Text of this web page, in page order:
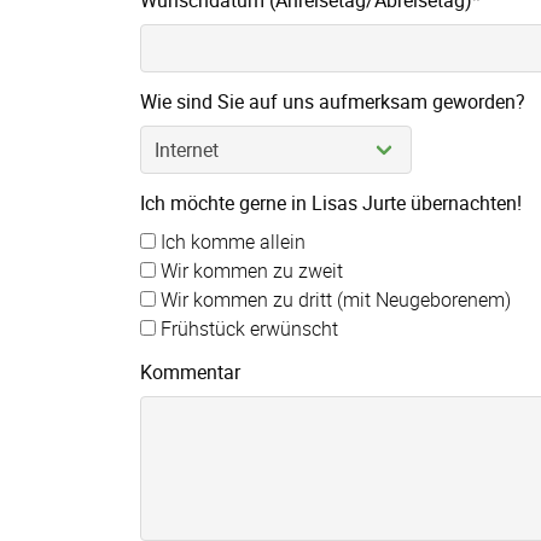
Wie sind Sie auf uns aufmerksam geworden?
Ich möchte gerne in Lisas Jurte übernachten!
Ich komme allein
Wir kommen zu zweit
Wir kommen zu dritt (mit Neugeborenem)
Frühstück erwünscht
Kommentar